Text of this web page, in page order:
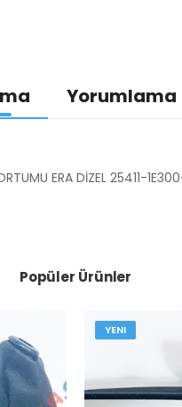
Yorumlama
ERA DİZEL 25411-
Popüler Ürünler
YENI